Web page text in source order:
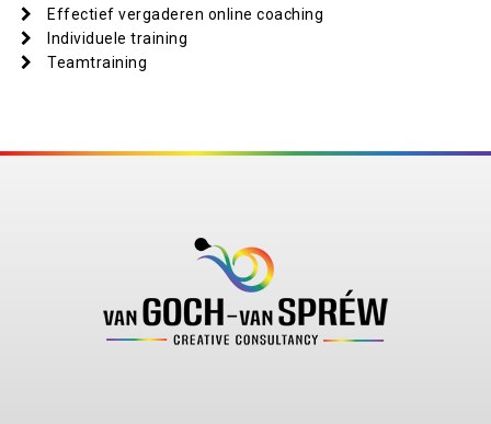
Effectief vergaderen online coaching
Individuele training
Teamtraining